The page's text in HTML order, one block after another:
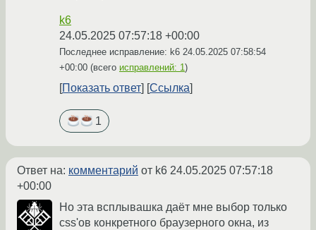
k6
24.05.2025 07:57:18 +00:00
Последнее исправление: k6 24.05.2025 07:58:54
+00:00 (всего исправлений: 1)
Показать ответ Ссылка
1
Ответ на: комментарий от k6 24.05.2025 07:57:18
+00:00
Но эта всплывашка даёт мне выбор только
css'ов конкретного браузерного окна, из